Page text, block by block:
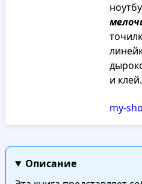
и клей.
my-
Описание